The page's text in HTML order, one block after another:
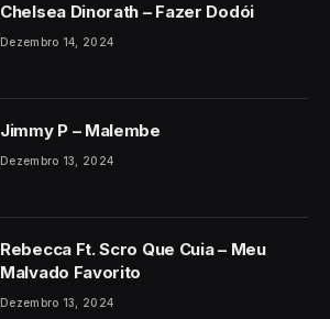
Chelsea Dinorath – Fazer Dodói
Dezembro 14, 2024
Jimmy P – Malembe
Dezembro 13, 2024
Rebecca Ft. Scro Que Cuia – Meu
Malvado Favorito
Dezembro 13, 2024